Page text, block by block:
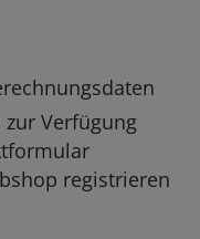
Verfügung
registrieren